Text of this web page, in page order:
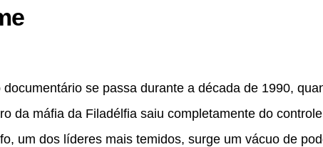
documentário se passa durante a década de 1990,
da máfia da Filadélfia saiu completamente do
um dos líderes mais temidos, surge um vácuo de